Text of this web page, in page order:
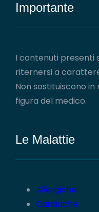
Importante
I contenuti presenti
riternersi a
Non sostituiscono
figura del medico.
Le Malattie
Allergiche
Cardiache